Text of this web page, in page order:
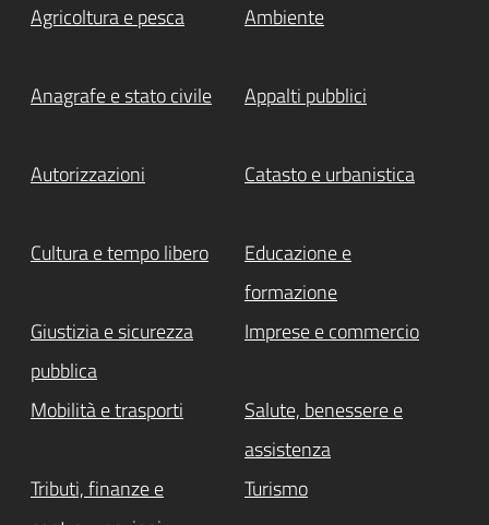
Agricoltura e pesca Ambiente
Anagrafe e stato civile Appalti pubblici
Autorizzazioni Catasto e urbanistica
Cultura e tempo libero
Educazione e
formazione
Giustizia e sicurezza
pubblica
Imprese e commercio
Mobilità e trasporti
Salute, benessere e
assistenza
Tributi, finanze e
Turismo